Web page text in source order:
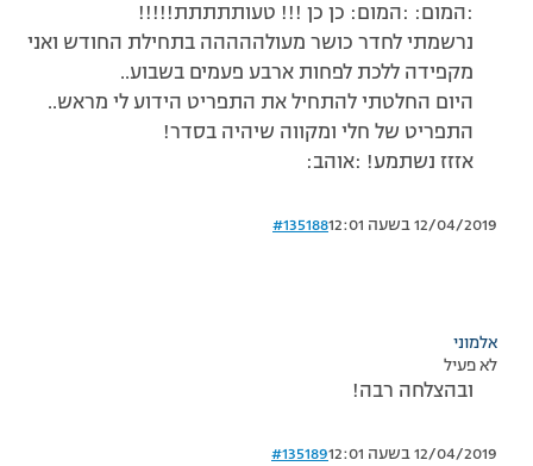
:המום: :המום: כן כן !!! טעותתתתת!!!!!
נרשמתי לחדר כושר מעולההההה בתחילת החודש ואני
מקפידה ללכת לפחות ארבע פעמים בשבוע..
היום החלטתי להתחיל את התפריט הידוע לי מראש..
התפריט של חלי ומקווה שיהיה בסדר!
אזזז נשתמע! :אוהב:
12/04/2019 בשעה 12:01 #135188
אלמוני
לא פעיל
ובהצלחה רבה!
12/04/2019 בשעה 12:01 #135189